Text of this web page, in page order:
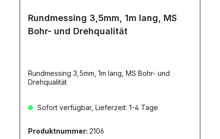
Rundmessing 3,5mm, 1m lang, MS
Bohr- und Drehqualität
Rundmessing 3,5mm, 1m lang, MS Bohr- und
Drehqualität
Sofort verfügbar, Lieferzeit: 1-4 Tage
Produktnummer: 2106